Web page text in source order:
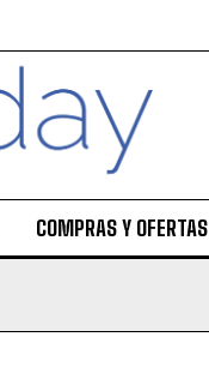
COMPRAS Y OFERTAS